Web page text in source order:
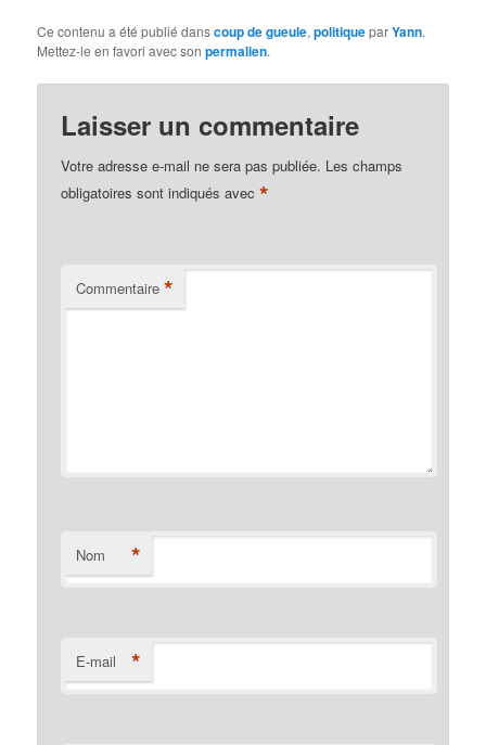
Ce contenu a été publié danscoup de gueule,politiqueparYann.
Mettez-le en favori avec sonpermalien.
Laisser un commentaire
Votre adresse e-mail ne sera pas publiée. Les champs
obligatoires sont indiqués avec*
Commentaire *
Nom *
E-mail *